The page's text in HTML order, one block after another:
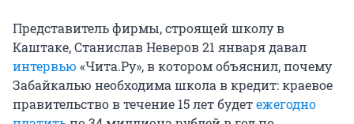
Представитель фирмы, строящей школу в
Каштаке, Станислав Неверов 21 января давал
интервью «Чита.Ру», в котором объяснил, почему
Забайкалью необходима школа в кредит: краевое
правительство в течение 15 лет будетежегодно